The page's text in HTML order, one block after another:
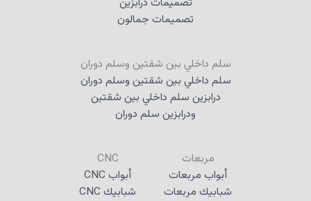
تصميمات جمالون
سلم داخلي بين شقتين وسلم دوران
سلم داخلي بين شقتين وسلم دوران
درابزين سلم داخلي بين شقتين
ودرابزين سلم دوران
مربعات
أبواب مربعات
شبابيك مربعات
CNC
أبواب CNC
شبابيك CNC